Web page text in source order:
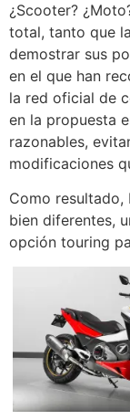
¿Scooter?
total, tanto que
demostrar sus
en el que han
la red oficial de
en la propuesta
razonables,
modificaciones
Como resultado,
bien diferentes,
opción touring